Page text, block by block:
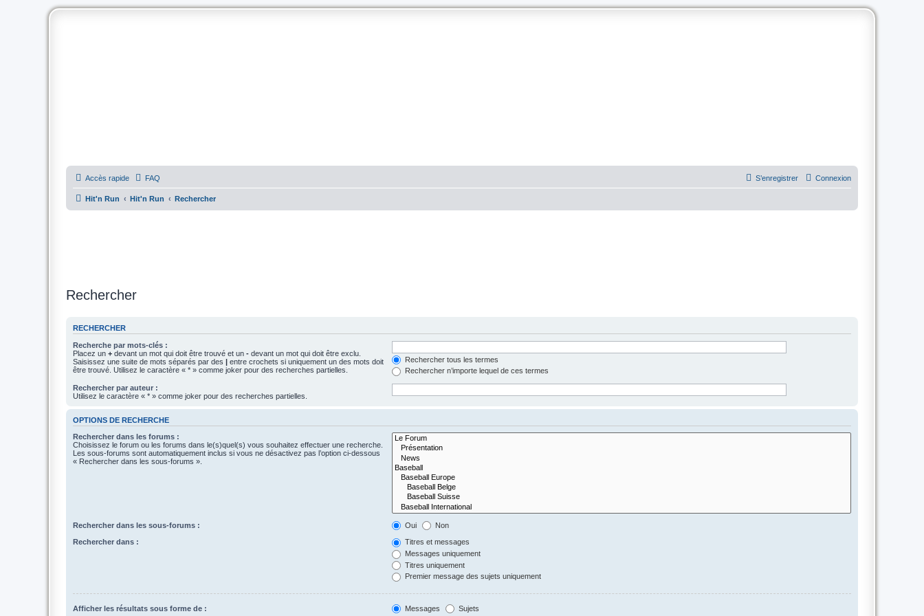
Accès rapide FAQ Connexion
S’enregistrer
Hit'n Run Hit'n Run Rechercher
Rechercher
RECHERCHER
Recherche par mots-clés :
Placez un + devant un mot qui doit être trouvé et un - devant un mot qui doit être exclu.
Saisissez une suite de mots séparés par des | entre crochets si uniquement un des mots doit
être trouvé. Utilisez le caractère « * » comme joker pour des recherches partielles.
Rechercher tous les termes
Rechercher n’importe lequel de ces termes
Rechercher par auteur :
Utilisez le caractère « * » comme joker pour des recherches partielles.
OPTIONS DE RECHERCHE
Rechercher dans les forums :
Choisissez le forum ou les forums dans le(s)quel(s) vous souhaitez effectuer une recherche.
Les sous-forums sont automatiquement inclus si vous ne désactivez pas l’option ci-dessous
« Rechercher dans les sous-forums ».
Rechercher dans les sous-forums : Oui Non
Rechercher dans :
Titres et messages
Messages uniquement
Titres uniquement
Premier message des sujets uniquement
Afficher les résultats sous forme de : Messages Sujets